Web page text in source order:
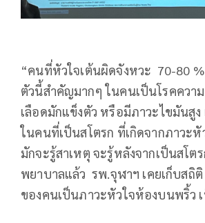
“คนที่หัวใจเต้นผิดจังหวะ 70-80
ตัวนี้สำคัญมากๆ ในคนเป็นโรคควา
เลือดมักแข็งตัว หรือมีภาวะไขมันสู
ในคนที่เป็นสโตรก ที่เกิดจากภาวะ
มักจะรู้สาเหตุ จะรู้หลังจากเป็นสโตร
พยาบาลแล้ว รพ.จุฬาฯ เคยเก็บสถิ
ของคนเป็นภาวะหัวใจห้องบนพริ้ว